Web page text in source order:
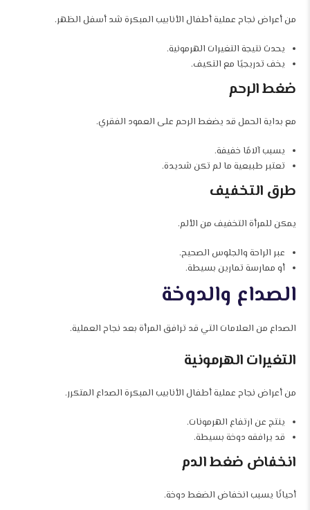
من أعراض نجاح عملية أطفال الأنابيب المبكرة شد أسفل الظهر.
يحدث نتيجة التغيرات الهرمونية.
يخف تدريجيًا مع التكيف.
ضغط الرحم
مع بداية الحمل قد يضغط الرحم على العمود الفقري.
يسبب آلامًا خفيفة.
تعتبر طبيعية ما لم تكن شديدة.
طرق التخفيف
يمكن للمرأة التخفيف من الألم.
عبر الراحة والجلوس الصحيح.
أو ممارسة تمارين بسيطة.
الصداع والدوخة
الصداع من العلامات التي قد ترافق المرأة بعد نجاح العملية.
التغيرات الهرمونية
من أعراض نجاح عملية أطفال الأنابيب المبكرة الصداع المتكرر.
ينتج عن ارتفاع الهرمونات.
قد يرافقه دوخة بسيطة.
انخفاض ضغط الدم
أحيانًا يسبب انخفاض الضغط دوخة.